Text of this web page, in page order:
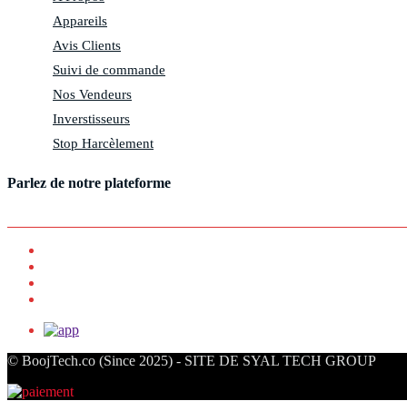
Appareils
Avis Clients
Suivi de commande
Nos Vendeurs
Inverstisseurs
Stop Harcèlement
Parlez de notre plateforme
© BoojTech.co (Since 2025) - SITE DE SYAL TECH GROUP